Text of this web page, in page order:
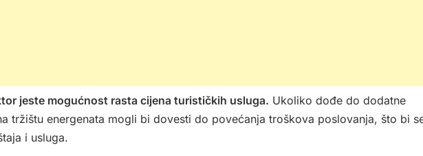
jeste mogućnost rasta cijena turističkih usluga. Ukoliko dođe do dodatne
tržištu energenata mogli bi dovesti do povećanja troškova poslovanja, što bi
i usluga.